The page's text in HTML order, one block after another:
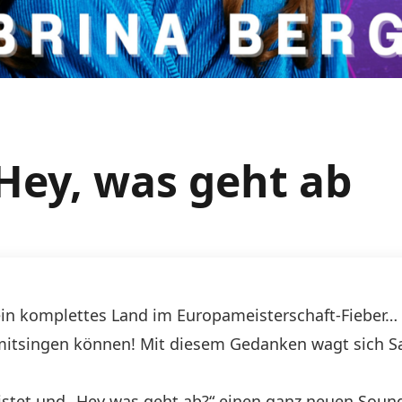
was geht ab
komplettes Land im Europameisterschaft-Fieber…
können! Mit diesem Gedanken wagt sich